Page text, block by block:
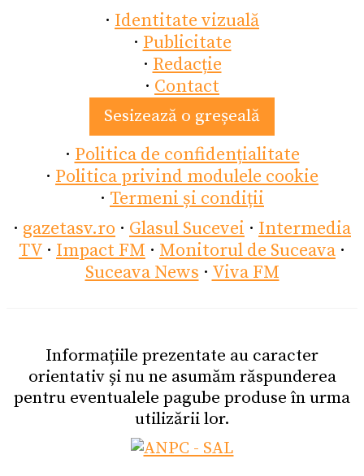
· Identitate vizuală
· Publicitate
· Redacție
· Contact
Sesizează o greșeală
· Politica de confidențialitate
· Politica privind modulele cookie
· Termeni și condiții
· gazetasv.ro · Glasul Sucevei · Intermedia
TV · Impact FM · Monitorul de Suceava ·
Suceava News · Viva FM
Informațiile prezentate au caracter
orientativ și nu ne asumăm răspunderea
pentru eventualele pagube produse în urma
utilizării lor.